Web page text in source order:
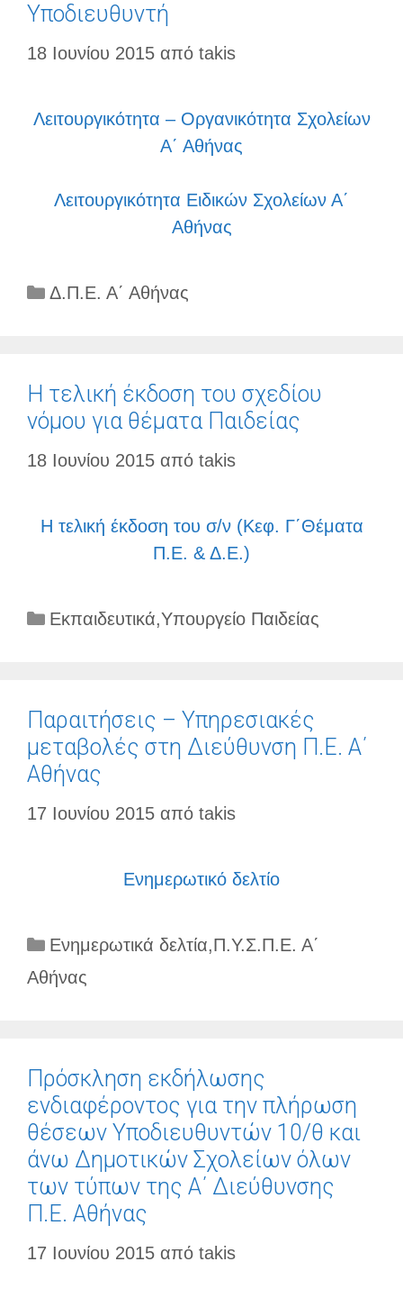
Υποδιευθυντή
18 Ιουνίου 2015 από takis
Λειτουργικότητα – Οργανικότητα Σχολείων
Α΄ Αθήνας
Λειτουργικότητα Ειδικών Σχολείων Α΄
Αθήνας
Κατηγορίες
Δ.Π.Ε. Α΄ Αθήνας
Η τελική έκδοση του σχεδίου
νόμου για θέματα Παιδείας
18 Ιουνίου 2015 από takis
Η τελική έκδοση του σ/ν (Κεφ. Γ΄Θέματα
Π.Ε. & Δ.Ε.)
Κατηγορίες
Εκπαιδευτικά,Υπουργείο Παιδείας
Παραιτήσεις – Υπηρεσιακές
μεταβολές στη Διεύθυνση Π.Ε. Α΄
Αθήνας
17 Ιουνίου 2015 από takis
Ενημερωτικό δελτίο
Κατηγορίες
Ενημερωτικά δελτία,Π.Υ.Σ.Π.Ε. Α΄
Αθήνας
Πρόσκληση εκδήλωσης
ενδιαφέροντος για την πλήρωση
θέσεων Υποδιευθυντών 10/θ και
άνω Δημοτικών Σχολείων όλων
των τύπων της Α΄ Διεύθυνσης
Π.Ε. Αθήνας
17 Ιουνίου 2015 από takis